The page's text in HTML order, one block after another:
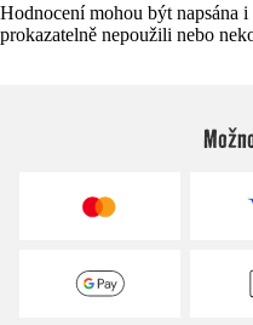
Hodnocení mohou být napsána
prokazatelně nepoužili nebo